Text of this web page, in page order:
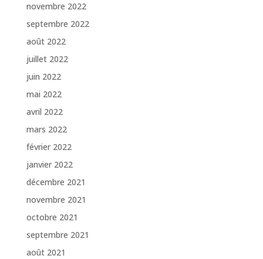
novembre 2022
septembre 2022
août 2022
juillet 2022
juin 2022
mai 2022
avril 2022
mars 2022
février 2022
janvier 2022
décembre 2021
novembre 2021
octobre 2021
septembre 2021
août 2021